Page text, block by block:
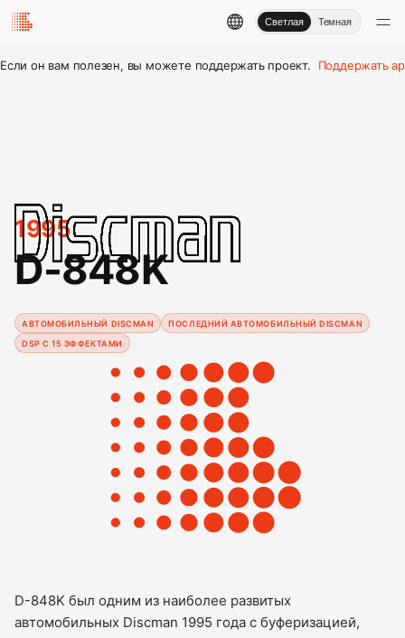
Светлая Темная
Если он вам полезен, вы можете поддержать проект. Поддержать
1995
D-848K
АВТОМОБИЛЬНЫЙ DISCMAN
ПОСЛЕДНИЙ АВТОМОБИЛЬНЫЙ DISCMAN
DSP С 15 ЭФФЕКТАМИ
D-848K был одним из наиболее развитых
автомобильных Discman 1995 года с буферизацией,